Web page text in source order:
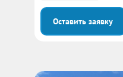
Оставить заявку